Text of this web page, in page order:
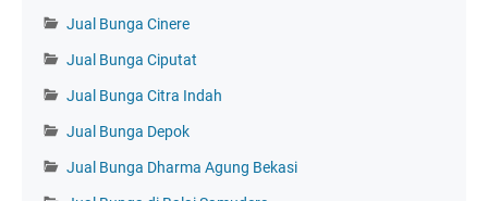
Jual Bunga Cinere
Jual Bunga Ciputat
Jual Bunga Citra Indah
Jual Bunga Depok
Jual Bunga Dharma Agung Bekasi